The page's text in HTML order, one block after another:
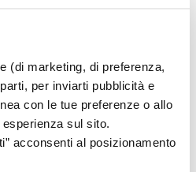
(di marketing, di preferenza,
per inviarti pubblicità e
con le tue preferenze o allo
sul sito.
acconsenti al posizionamento